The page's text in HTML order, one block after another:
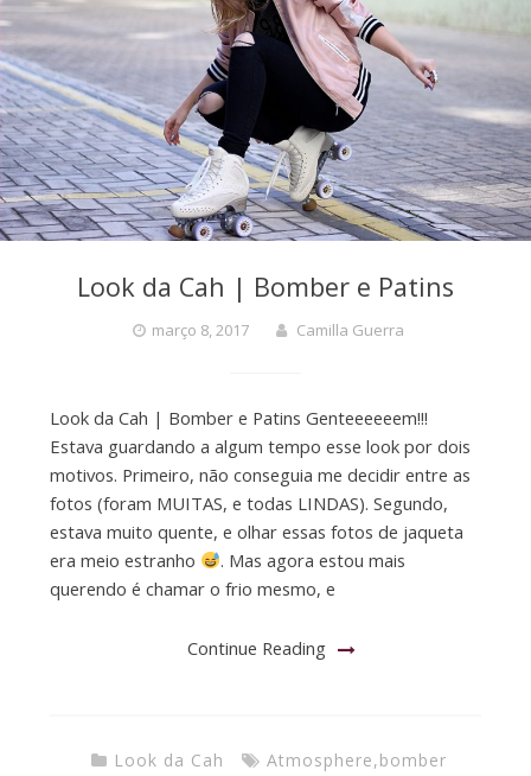
Look da Cah | Bomber e Patins
março 8, 2017 Camilla Guerra
Look da Cah | Bomber e Patins Genteeeeeem!!!
Estava guardando a algum tempo esse look por dois
motivos. Primeiro, não conseguia me decidir entre as
fotos (foram MUITAS, e todas LINDAS). Segundo,
estava muito quente, e olhar essas fotos de jaqueta
era meio estranho
. Mas agora estou mais
querendo é chamar o frio mesmo, e
Continue Reading
Look da Cah Atmosphere,bomber